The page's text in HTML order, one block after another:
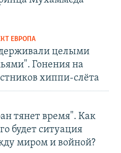
ЕВРОПА
целыми
Гонения на
хиппи-слёта
тянет время". Как
будет ситуация
миром и войной?